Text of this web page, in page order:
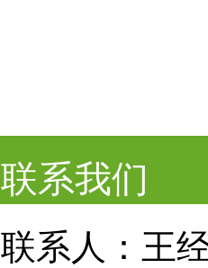
联系我们
联系人：王